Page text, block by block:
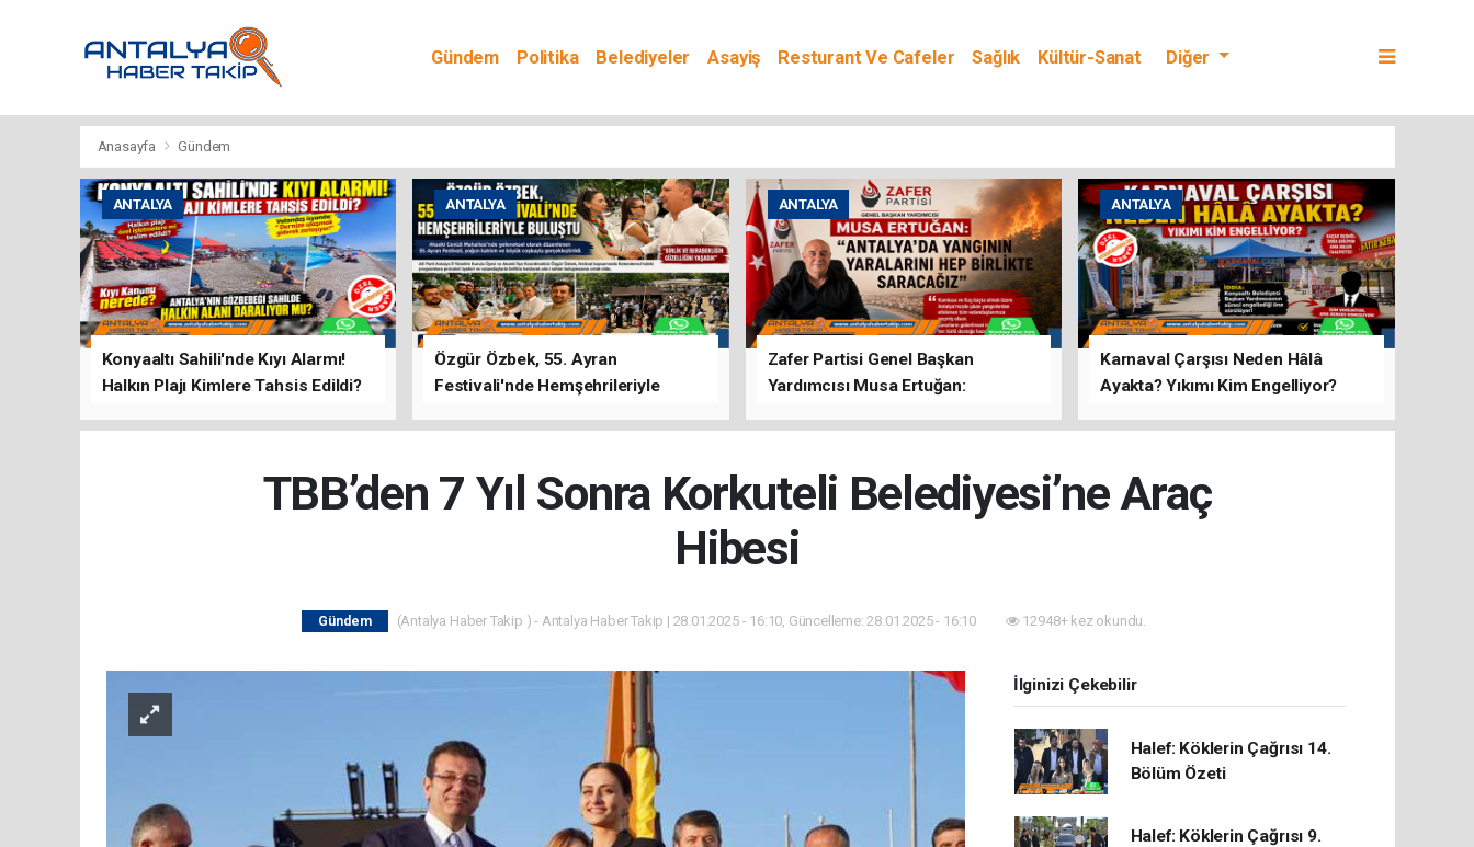
Gündem Politika Belediyeler Asayiş Resturant Ve Cafeler Sağlık
Kültür-Sanat
Diğer
Anasayfa Gündem
ANTALYA
Konyaaltı Sahili'nde Kıyı Alarmı!
Halkın Plajı Kimlere Tahsis Edildi?
ANTALYA
Özgür Özbek, 55. Ayran
Festivali'nde Hemşehrileriyle
ANTALYA
Zafer Partisi Genel Başkan
Yardımcısı Musa Ertuğan:
ANTALYA
Karnaval Çarşısı Neden Hâlâ
Ayakta? Yıkımı Kim Engelliyor?
TBB’den 7 Yıl Sonra Korkuteli Belediyesi’ne Araç
Hibesi
Gündem (Antalya Haber Takip ) - Antalya Haber Takip | 28.01.2025 - 16:10, Güncelleme: 28.01.2025 - 16:10 12948+ kez okundu.
İlginizi Çekebilir
Halef: Köklerin Çağrısı 14.
Bölüm Özeti
Halef: Köklerin Çağrısı 9.